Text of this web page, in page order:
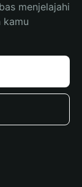
menjelajahi
kamu